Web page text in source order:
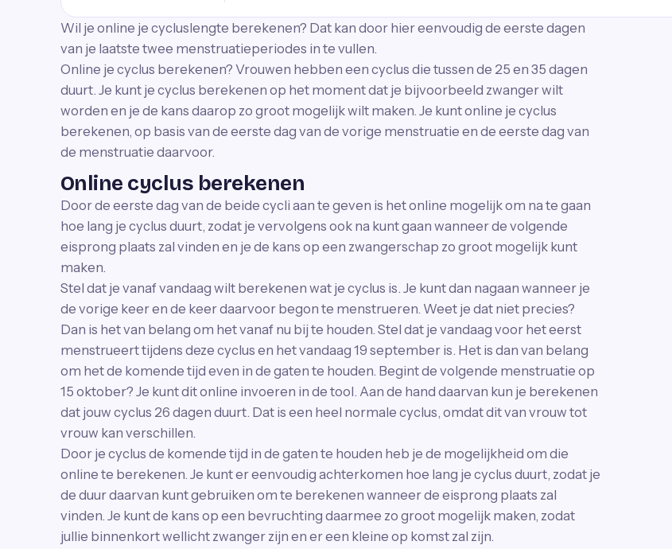
Wil je online je cycluslengte berekenen? Dat kan door hier eenvoudig de eerste dagen
van je laatste twee menstruatieperiodes in te vullen.
Online je cyclus berekenen? Vrouwen hebben een cyclus die tussen de 25 en 35 dagen
duurt. Je kunt je cyclus berekenen op het moment dat je bijvoorbeeld zwanger wilt
worden en je de kans daarop zo groot mogelijk wilt maken. Je kunt online je cyclus
berekenen, op basis van de eerste dag van de vorige menstruatie en de eerste dag van
de menstruatie daarvoor.
Online cyclus berekenen
Door de eerste dag van de beide cycli aan te geven is het online mogelijk om na te gaan
hoe lang je cyclus duurt, zodat je vervolgens ook na kunt gaan wanneer de volgende
eisprong plaats zal vinden en je de kans op een zwangerschap zo groot mogelijk kunt
maken.
Stel dat je vanaf vandaag wilt berekenen wat je cyclus is. Je kunt dan nagaan wanneer je
de vorige keer en de keer daarvoor begon te menstrueren. Weet je dat niet precies?
Dan is het van belang om het vanaf nu bij te houden. Stel dat je vandaag voor het eerst
menstrueert tijdens deze cyclus en het vandaag 19 september is. Het is dan van belang
om het de komende tijd even in de gaten te houden. Begint de volgende menstruatie op
15 oktober? Je kunt dit online invoeren in de tool. Aan de hand daarvan kun je berekenen
dat jouw cyclus 26 dagen duurt. Dat is een heel normale cyclus, omdat dit van vrouw tot
vrouw kan verschillen.
Door je cyclus de komende tijd in de gaten te houden heb je de mogelijkheid om die
online te berekenen. Je kunt er eenvoudig achterkomen hoe lang je cyclus duurt, zodat je
de duur daarvan kunt gebruiken om te berekenen wanneer de eisprong plaats zal
vinden. Je kunt de kans op een bevruchting daarmee zo groot mogelijk maken, zodat
jullie binnenkort wellicht zwanger zijn en er een kleine op komst zal zijn.